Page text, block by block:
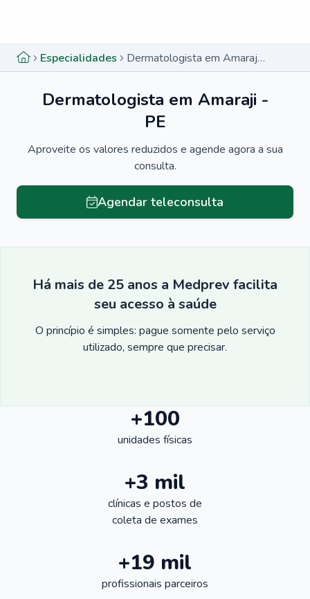
Especialidades Dermatologista em Amaraji - PE
Dermatologista em Amaraji -
PE
Aproveite os valores reduzidos e agende agora a sua
consulta.
Agendar teleconsulta
Há mais de 25 anos a Medprev facilita
seu acesso à saúde
O princípio é simples: pague somente pelo serviço
utilizado, sempre que precisar.
+100
unidades físicas
+3 mil
clínicas e postos de
coleta de exames
+19 mil
profissionais parceiros